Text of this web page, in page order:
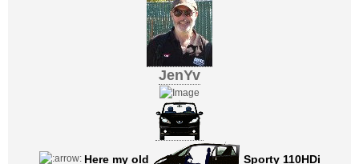
JenYv
Here my old Sporty 110HDi